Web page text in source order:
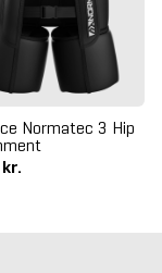
Normatec 3 Hip